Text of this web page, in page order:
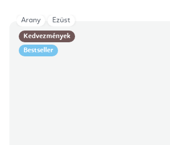
Kedvezmények
Bestseller
Arany Ezüst